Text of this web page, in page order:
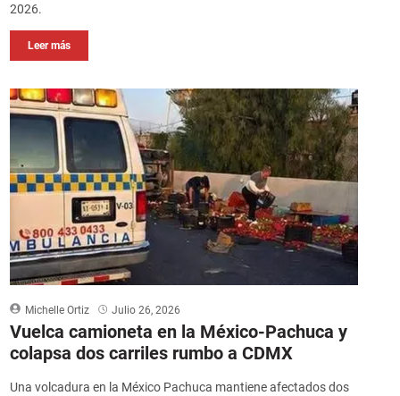
2026.
Leer más
Michelle Ortiz Julio 26, 2026
Vuelca camioneta en la México-Pachuca y
colapsa dos carriles rumbo a CDMX
Una volcadura en la México Pachuca mantiene afectados dos